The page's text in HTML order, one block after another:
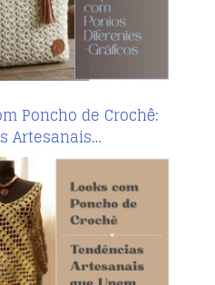
Poncho de Crochê:
Artesanais…